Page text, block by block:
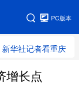
PC版本
新华社记者看重庆
增长点